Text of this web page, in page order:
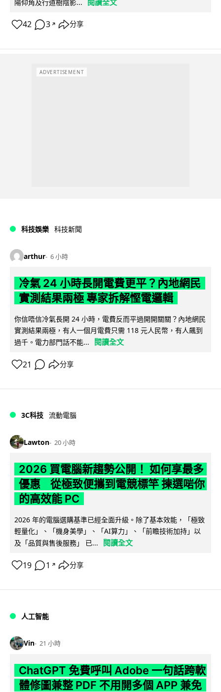
陽仰角及行道樹陰影... 閱讀全文
42 3 ↗ 分享
ADVERTISEMENT
科技娛樂 科技新聞
arthur 6 小時
冷氣 24 小時長開電費更平？內地網民
實測結果兩極 專家拆解慳電邏輯
你信唔信冷氣長開 24 小時，電費反而平過開開關關？內地網民
實測結果兩極，有人一個月電費只需 118 元人民幣，有人飆到
過千。電力部門話不能...
閱讀全文
21 分享
3C科技 流動電腦
Lawton 20 小時
2026 買電腦新趨勢公開！ 如何享最多
優惠 從極致便攜到電競標竿 揀選啱你
的高效能 PC
2026 年的電腦選購基準已經全面升級。除了基本效能，「極致
輕量化」、「機身美學」、「AI算力」、「前瞻技術加持」以
及「品質與售後服務」 已...
閱讀全文
19 1 ↗ 分享
人工智能
Vin 21 小時
ChatGPT 免費呼叫 Adobe 一句話跨軟
體修圖兼整 PDF 不用開多個 APP 兼免